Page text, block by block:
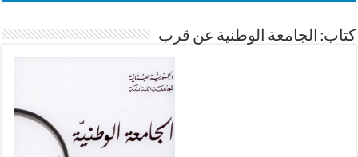
كتاب: الجامعة الوطنية عن قرب